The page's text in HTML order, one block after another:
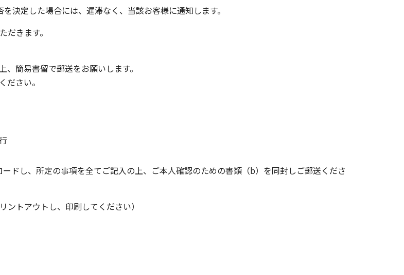
決定した場合には、遅滞なく、当該お客様に通知します。
きます。
簡易書留で郵送をお願いします。
ださい。
ドし、所定の事項を全てご記入の上、ご本人確認のための書類（b）を同封しご郵送くださ
トアウトし、印刷してください）